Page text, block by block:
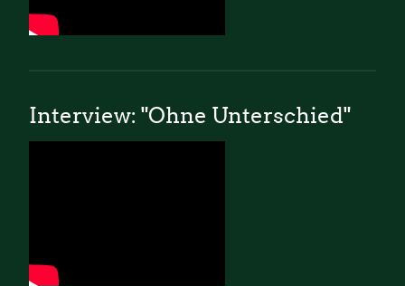
Interview: "Ohne Unterschied"